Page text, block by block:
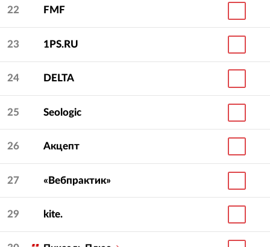
22 FMF
23 1PS.RU
24 DELTA
25 Seologic
26 Акцепт
27 «Вебпрактик»
29 kite.